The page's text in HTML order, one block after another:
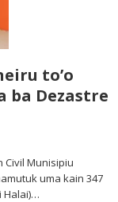
to’o
ba Dezastre
Civil Munisipiu
uma kain 347
Halai)…